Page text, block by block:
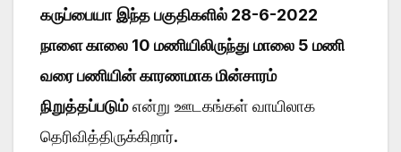
கருப்பையா இந்த பகுதிகளில் 28-6-2022
நாளை காலை 10 மணியிலிருந்து மாலை 5 மணி
வரை பணியின் காரணமாக மின்சாரம்
நிறுத்தப்படும்என்று ஊடகங்கள் வாயிலாக
தெரிவித்திருக்கிறார்.